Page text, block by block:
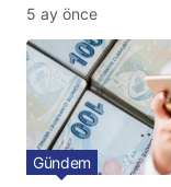
Artış Gelmeyecek
5 ay önce
Gündem